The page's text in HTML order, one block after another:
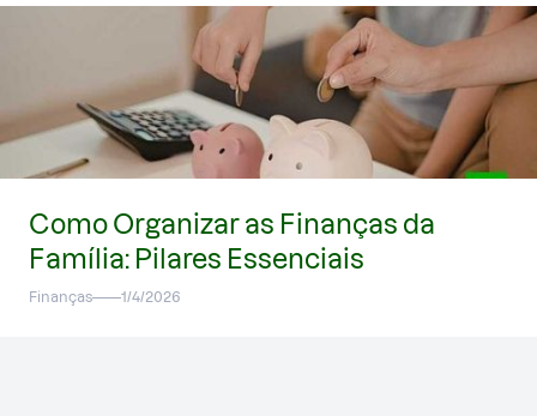
Como Organizar as Finanças da
Família: Pilares Essenciais
Finanças 1/4/2026